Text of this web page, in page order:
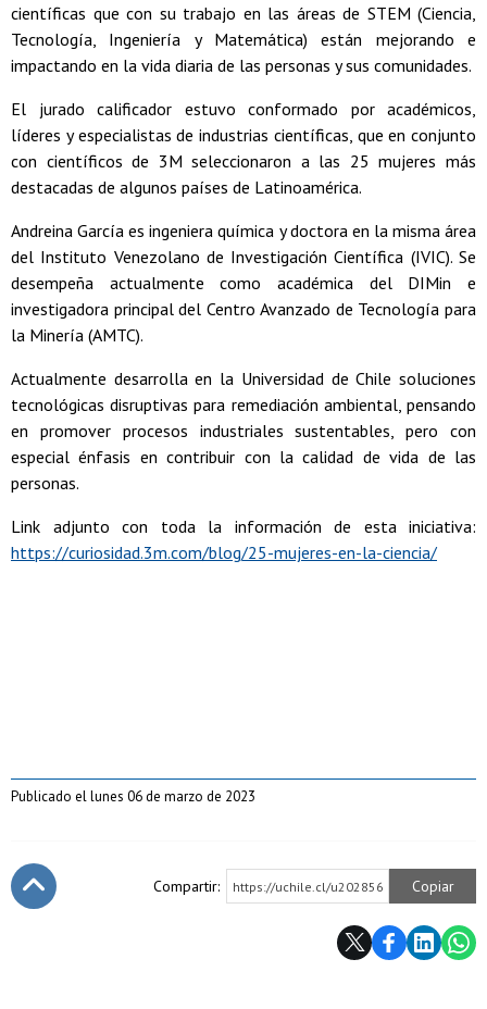
científicas que con su trabajo en las áreas de STEM (Ciencia,
Tecnología, Ingeniería y Matemática) están mejorando e
impactando en la vida diaria de las personas y sus comunidades.
El jurado calificador estuvo conformado por académicos,
líderes y especialistas de industrias científicas, que en conjunto
con científicos de 3M seleccionaron a las 25 mujeres más
destacadas de algunos países de Latinoamérica.
Andreina García es ingeniera química y doctora en la misma área
del Instituto Venezolano de Investigación Científica (IVIC). Se
desempeña actualmente como académica del DIMin e
investigadora principal del Centro Avanzado de Tecnología para
la Minería (AMTC).
Actualmente desarrolla en la Universidad de Chile soluciones
tecnológicas disruptivas para remediación ambiental, pensando
en promover procesos industriales sustentables, pero con
especial énfasis en contribuir con la calidad de vida de las
personas.
Link adjunto con toda la información de esta iniciativa:
https://curiosidad.3m.com/blog/25-mujeres-en-la-ciencia/
Publicado el lunes 06 de marzo de 2023
Compartir: https://uchile.cl/u202856 Copiar